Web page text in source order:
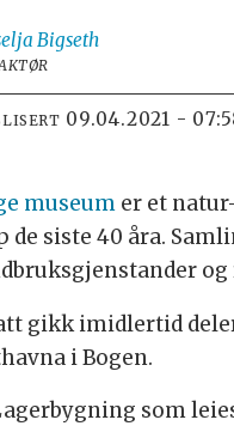
Bigseth
09.04.2021 -
museum er et
de siste 40 åra.
og
gikk imidlertid
i Bogen.
som